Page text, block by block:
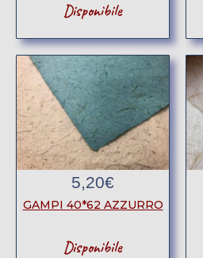
Disponibile
5,20€
GAMPI 40*62 AZZURRO
Disponibile